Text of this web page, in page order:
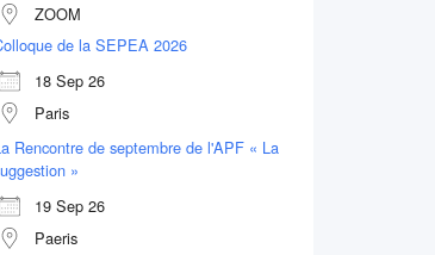
ZOOM
de la SEPEA 2026
18 Sep 26
Paris
Rencontre de septembre de l'APF « La
»
19 Sep 26
Paeris